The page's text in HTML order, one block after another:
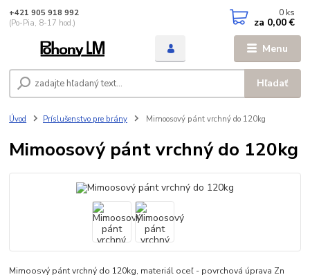
Menu
Hľadať
+421 905 918 992
(Po-Pia, 8-17 hod.)
0 ks
za 0,00 €
Úvod Príslušenstvo pre brány Mimoosový pánt vrchný do 120kg
Mimoosový pánt vrchný do 120kg
Mimoosvý pánt vrchný do 120kg, materiál oceľ - povrchová úprava Zn